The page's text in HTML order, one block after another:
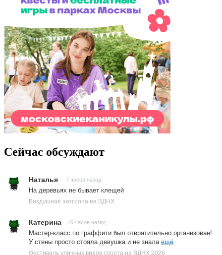
Сейчас обсуждают
Наталья 7 часов назад
На деревьях не бывает клещей
Воздушная экотропа на ВДНХ
Катерина 16 часов назад
Мастер-класс по граффити был отвратительно организован!
У стены просто стояла девушка и не знала ещё
Фестиваль уличных видов спорта на ВДНХ 2026